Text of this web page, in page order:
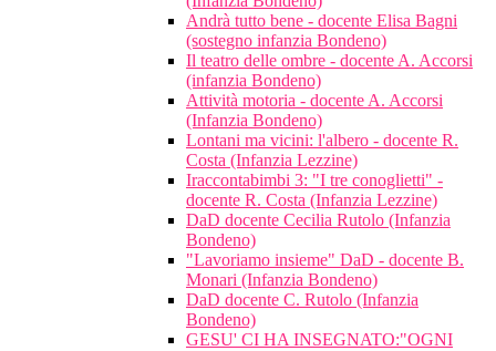
Andrà tutto bene - docente Elisa Bagni
(sostegno infanzia Bondeno)
Il teatro delle ombre - docente A. Accorsi
(infanzia Bondeno)
Attività motoria - docente A. Accorsi
(Infanzia Bondeno)
Lontani ma vicini: l'albero - docente R.
Costa (Infanzia Lezzine)
Iraccontabimbi 3: "I tre conoglietti" -
docente R. Costa (Infanzia Lezzine)
DaD docente Cecilia Rutolo (Infanzia
Bondeno)
"Lavoriamo insieme" DaD - docente B.
Monari (Infanzia Bondeno)
DaD docente C. Rutolo (Infanzia
Bondeno)
GESU' CI HA INSEGNATO:"OGNI